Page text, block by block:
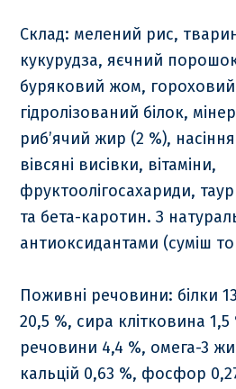
Склад: мелений рис,
кукурудза, яєчний
буряковий жом, гороховий
гідролізований білок,
риб’ячий жир (2 %),
вівсяні висівки, вітаміни,
фруктоолігосахариди,
та бета-каротин. З
антиоксидантами (суміш
Поживні речовини: білки
20,5 %, сира клітковина 1,5
речовини 4,4 %, омега-3
кальцій 0,63 %, фосфор